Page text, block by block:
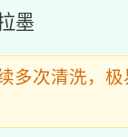
墨
多次清洗，